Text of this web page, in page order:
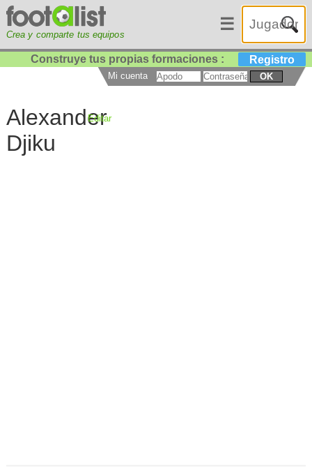
Crea y comparte tus equipos
☰
Construye tus propias formaciones : Registro
Mi cuenta OK
Alexander
Djiku
Editar